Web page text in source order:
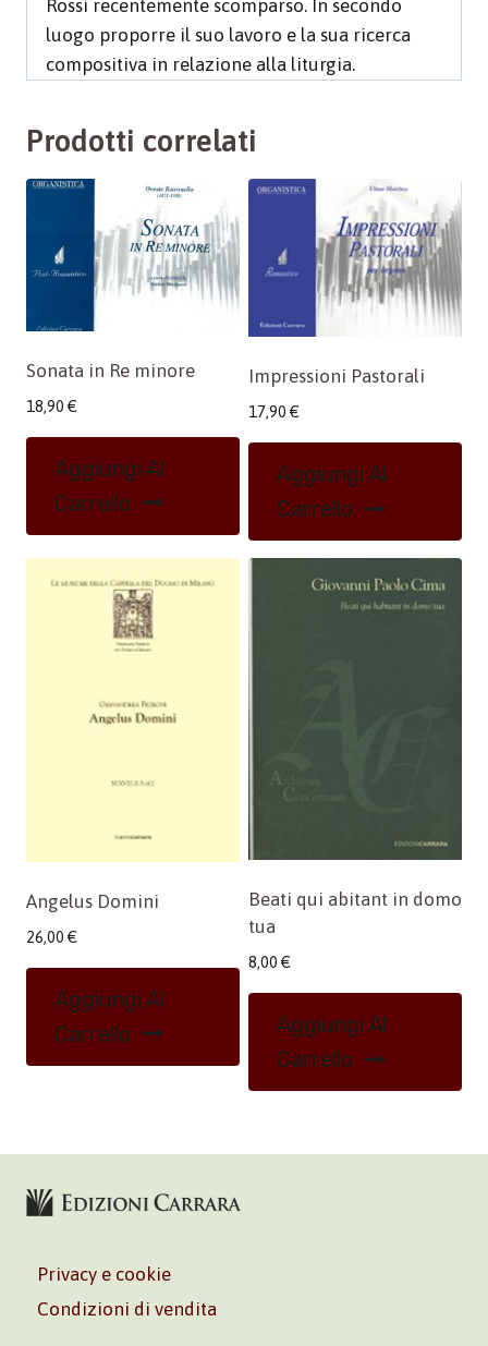
Rossi recentemente scomparso. In secondo
luogo proporre il suo lavoro e la sua ricerca
compositiva in relazione alla liturgia.
Prodotti correlati
Sonata in Re minore
18,90 €
Aggiungi Al
Carrello
Impressioni Pastorali
17,90 €
Aggiungi Al
Carrello
Angelus Domini
26,00 €
Aggiungi Al
Carrello
Beati qui abitant in domo
tua
8,00 €
Aggiungi Al
Carrello
Privacy e cookie
Condizioni di vendita